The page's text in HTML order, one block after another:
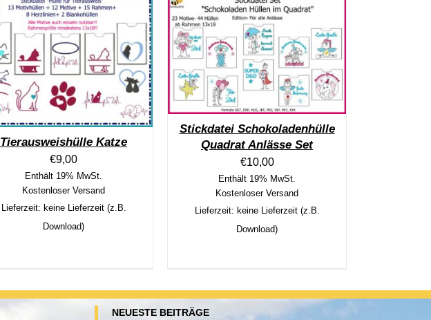
Tierausweishülle Katze
€9,00
Enthält 19% MwSt.
Kostenloser Versand
Lieferzeit: keine Lieferzeit (z.B.
Download)
Stickdatei Schokoladenhülle
Quadrat Anlässe Set
€10,00
Enthält 19% MwSt.
Kostenloser Versand
Lieferzeit: keine Lieferzeit (z.B.
Download)
NEUESTE BEITRÄGE